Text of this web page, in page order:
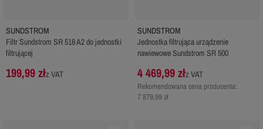
SUNDSTROM
Filtr Sundstrom SR 518 A2 do jednostki
filtrującej
199,99 złz VAT
SUNDSTROM
Jednostka filtrująca urządzenie
nawiewowe Sundstrom SR 500
4 469,99 złz VAT
Rekomendowana cena producenta:
7 879,99 zł